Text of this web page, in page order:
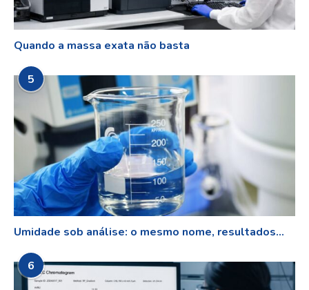
Quando a massa exata não basta
5
Umidade sob análise: o mesmo nome, resultados...
6